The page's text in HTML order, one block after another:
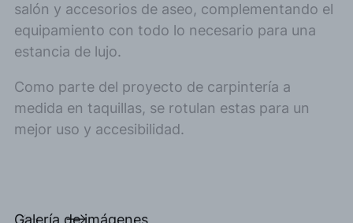
salón y accesorios de aseo, complementando el
equipamiento con todo lo necesario para una
estancia de lujo.
Como parte del proyecto de carpintería a
medida en taquillas, se rotulan estas para un
mejor uso y accesibilidad.
Galería de imágenes